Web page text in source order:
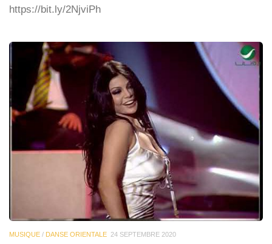
https://bit.ly/2NjviPh
MUSIQUE / DANSE ORIENTALE 24 SEPTEMBRE 2020